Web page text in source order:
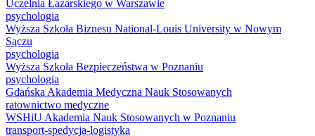
Uczelnia Łazarskiego w Warszawie
psychologia
Wyższa Szkoła Biznesu National-Louis University w Nowym
Sączu
psychologia
Wyższa Szkoła Bezpieczeństwa w Poznaniu
psychologia
Gdańska Akademia Medyczna Nauk Stosowanych
ratownictwo medyczne
WSHiU Akademia Nauk Stosowanych w Poznaniu
transport-spedycja-logistyka